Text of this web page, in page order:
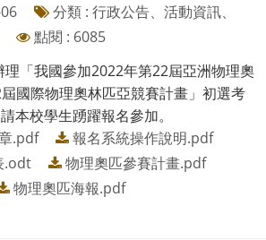
分類 : 行政公告、活動資訊、
點閱 : 6085
「我國參加2022年第22屆亞洲物理奧
國際物理奧林匹亞競賽計畫」初選考
本校學生踴躍報名參加。
.pdf
報名系統操作說明.pdf
.odt
物理奧匹參賽計畫.pdf
物理奧匹海報.pdf